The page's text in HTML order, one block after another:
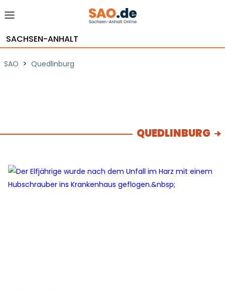
SACHSEN-ANHALT
SAO > Quedlinburg
QUEDLINBURG